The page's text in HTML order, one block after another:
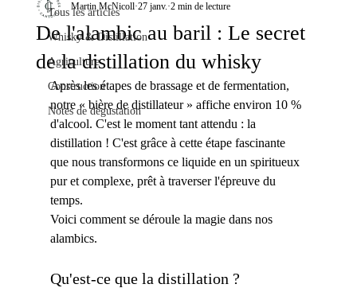
Tous les articles
Whisky & Distillation
Agriculture
Construction
Notes de dégustation
De l'alambic au baril : Le secret
de la distillation du whisky
Martin McNicoll 27 janv. 2 min de lecture
Après les étapes de brassage et de fermentation,
notre « bière de distillateur » affiche environ 10 %
d'alcool. C'est le moment tant attendu : la
distillation ! C'est grâce à cette étape fascinante
que nous transformons ce liquide en un spiritueux
pur et complexe, prêt à traverser l'épreuve du
temps.
Voici comment se déroule la magie dans nos
alambics.
Qu'est-ce que la distillation ?